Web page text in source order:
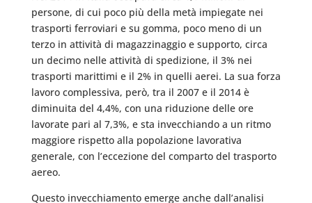
persone, di cui poco più della metà impiegate nei
trasporti ferroviari e su gomma, poco meno di un
terzo in attività di magazzinaggio e supporto, circa
un decimo nelle attività di spedizione, il 3% nei
trasporti marittimi e il 2% in quelli aerei. La sua forza
lavoro complessiva, però, tra il 2007 e il 2014 è
diminuita del 4,4%, con una riduzione delle ore
lavorate pari al 7,3%, e sta invecchiando a un ritmo
maggiore rispetto alla popolazione lavorativa
generale, con l’eccezione del comparto del trasporto
aereo.
Questo invecchiamento emerge anche dall’analisi